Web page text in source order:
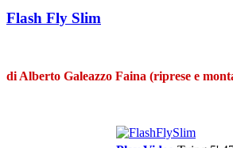
Flash Fly Slim
di Alberto Galeazzo Faina (riprese e